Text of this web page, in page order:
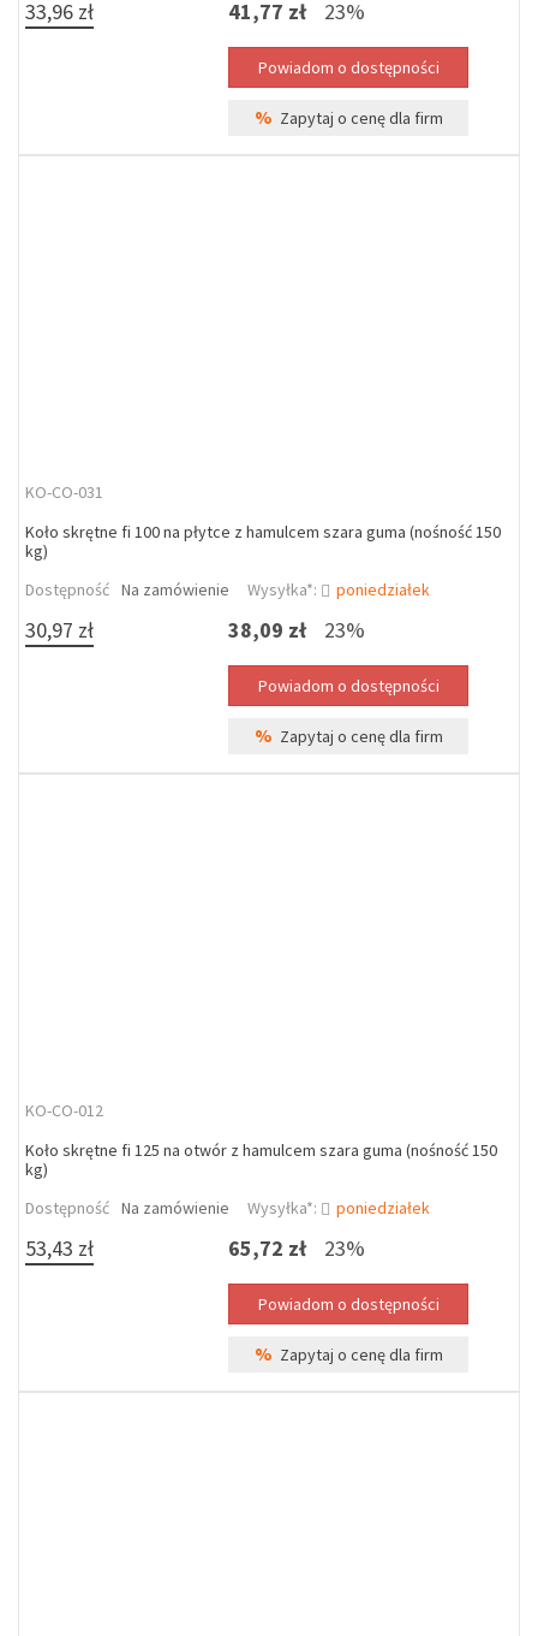
33,96 zł 41,77 zł 23%
% Zapytaj o cenę dla firm
KO-CO-031
Koło skrętne fi 100 na płytce z hamulcem szara guma (nośność 150
kg)
Dostępność Na zamówienie Wysyłka*: poniedziałek
30,97 zł 38,09 zł 23%
% Zapytaj o cenę dla firm
KO-CO-012
Koło skrętne fi 125 na otwór z hamulcem szara guma (nośność 150
kg)
Dostępność Na zamówienie Wysyłka*: poniedziałek
53,43 zł 65,72 zł 23%
% Zapytaj o cenę dla firm